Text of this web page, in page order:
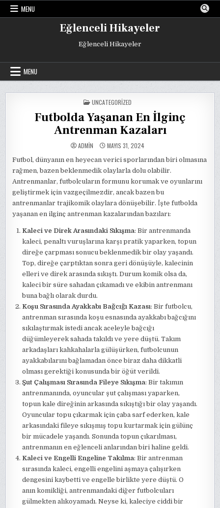
Skip
MENU
Eğlenceli Hikayeler
Eğlenceli Hikayeler
MENU
POSTED
IN
UNCATEGORIZED
Futbolda Yaşanan En İlginç
Antrenman Kazaları
ADMIN MAYIS 31, 2024
Futbol, dünyanın en heyecan verici sporlarından biri olmasına
rağmen, bazen beklenmedik olaylarla dolu olabilir.
Antrenmanlar, futbolcuların formunu korumak ve oyunlarını
geliştirmek için vazgeçilmezdir, ancak bazen bu
antrenmanlar trajikomik olaylara dönüşebilir. İşte futbolda
yaşanan en ilginç antrenman kazalarından bazıları:
Kaleci ve Direk Arasındaki Sıkışma: Bir antrenmanda
kaleci, penaltı vuruşlarına karşı pratik yaparken, topun
direğe çarpması sonucu beklenmedik bir olay yaşandı.
Top, direğe çarptıktan sonra geri dönüşüyle, kalecinin
elleri ve direk arasında sıkıştı. Durum komik olsa da,
kaleci bir süre sahadan çıkamadı ve ekibin antrenmanı
buna bağlı olarak durdu.
Koşu Sırasında Ayakkabı Bağcığı Kazası: Bir futbolcu,
antrenman sırasında koşu esnasında ayakkabı bağcığını
sıkılaştırmak istedi ancak aceleyle bağcığı
düğümleyerek sahada takıldı ve yere düştü. Takım
arkadaşları kahkahalarla gülüşürken, futbolcunun
ayakkabılarını bağlamadan önce biraz daha dikkatli
olması gerektiği konusunda bir öğüt verildi.
Şut Çalışması Sırasında Fileye Sıkışma: Bir takımın
antrenmanında, oyuncular şut çalışması yaparken,
topun kale direğinin arkasında sıkıştığı bir olay yaşandı.
Oyuncular topu çıkarmak için çaba sarf ederken, kale
arkasındaki fileye sıkışmış topu kurtarmak için gülünç
bir mücadele yaşandı. Sonunda topun çıkarılması,
antrenmanın en eğlenceli anlarından biri haline geldi.
Kaleci ve Engelli Engeline Takılma: Bir antrenman
sırasında kaleci, engelli engelini aşmaya çalışırken
dengesini kaybetti ve engelle birlikte yere düştü. O
anın komikliği, antrenmandaki diğer futbolcuları
gülmekten alıkoyamadı. Neyse ki, kaleciye ciddi bir